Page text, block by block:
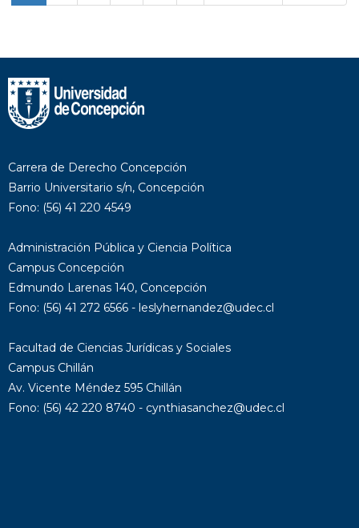
Carrera de Derecho Concepción
Barrio Universitario s/n, Concepción
Fono: (56) 41 220 4549
Administración Pública y Ciencia Política
Campus Concepción
Edmundo Larenas 140, Concepción
Fono: (56) 41 272 6566 - leslyhernandez@udec.cl
Facultad de Ciencias Jurídicas y Sociales
Campus Chillán
Av. Vicente Méndez 595 Chillán
Fono: (56) 42 220 8740 - cynthiasanchez@udec.cl